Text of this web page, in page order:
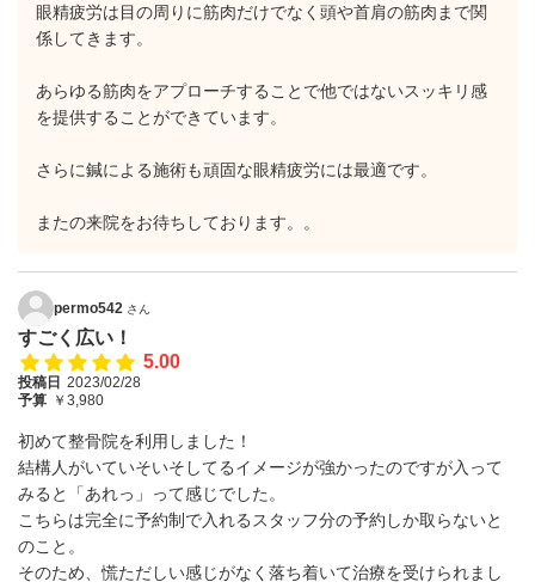
眼精疲労は目の周りに筋肉だけでなく頭や首肩の筋肉まで関
係してきます。
あらゆる筋肉をアプローチすることで他ではないスッキリ感
を提供することができています。
さらに鍼による施術も頑固な眼精疲労には最適です。
またの来院をお待ちしております。。
permo542 さん
すごく広い！
5.00
投稿日 2023/02/28
予算 ￥3,980
初めて整骨院を利用しました！
結構人がいていそいそしてるイメージが強かったのですが入って
みると「あれっ」って感じでした。
こちらは完全に予約制で入れるスタッフ分の予約しか取らないと
のこと。
そのため、慌ただしい感じがなく落ち着いて治療を受けられまし